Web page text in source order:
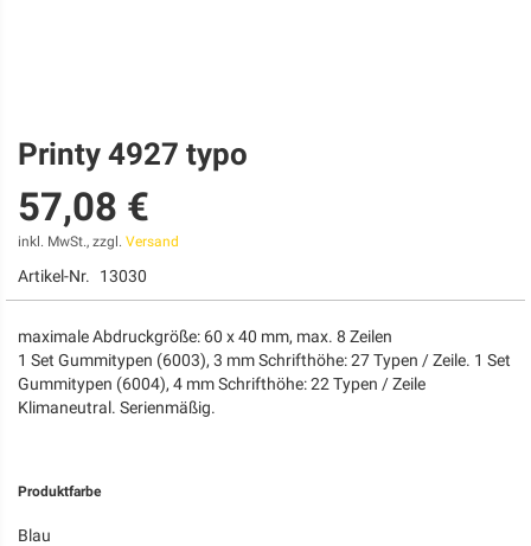
Zum
Anfang
der
Bildgalerie
springen
Printy 4927 typo
57,08 €
inkl. MwSt., zzgl. Versand
Artikel-Nr. 13030
maximale Abdruckgröße: 60 x 40 mm, max. 8 Zeilen
1 Set Gummitypen (6003), 3 mm Schrifthöhe: 27 Typen / Zeile. 1 Set
Gummitypen (6004), 4 mm Schrifthöhe: 22 Typen / Zeile
Klimaneutral. Serienmäßig.
Produktfarbe
Blau